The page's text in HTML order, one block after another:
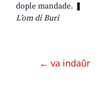
dople mandade. ❚
L’om di Buri
← va indaûr